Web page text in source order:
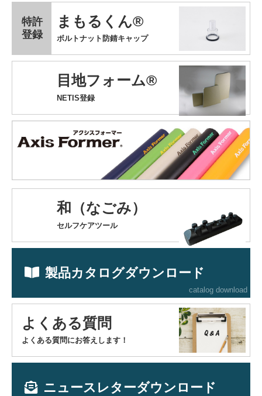
まもるくん®
特許
登録
ボルトナット防錆キャップ
目地フォーム®
NETIS登録
和（なごみ）
セルフケアツール
製品カタログダウンロード
catalog download
よくある質問
よくある質問にお答えします！
ニュースレターダウンロード